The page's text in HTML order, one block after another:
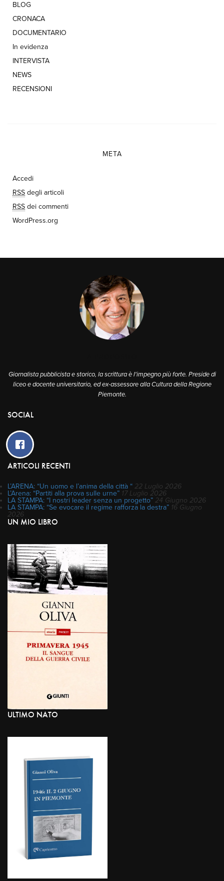
BLOG
CRONACA
DOCUMENTARIO
In evidenza
INTERVISTA
NEWS
RECENSIONI
META
Accedi
RSS degli articoli
RSS dei commenti
WordPress.org
Giornalista pubblicista e storico, la scrittura è l'impegno più forte. Preside di
liceo e docente universitario, ed ex-assessore alla Cultura della Regione
Piemonte.
SOCIAL
ARTICOLI RECENTI
L’ARENA: “Un uomo e l’anima della città “ 22 Luglio 2026
L’Arena: “Partiti alla prova sulle urne” 17 Luglio 2026
LA STAMPA: “I nostri leader senza un progetto” 24 Giugno 2026
LA STAMPA: “Se evocare il regime rafforza la destra” 16 Giugno
2026
UN MIO LIBRO
ULTIMO NATO